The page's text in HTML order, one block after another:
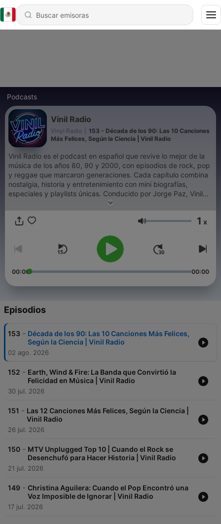
Podcasts
Vinil Radio
Vinyl Radio
153 - Década de los 90: Las 10 Canciones
Más Felices, Según la Ciencia | Vinil Radio
Vinil Radio es el podcast en español que revive lo mejor de la
música de los años 80, 90 y 2000, con episodios de rock, pop
y reggae que marcaron generaciones. Cada capítulo combina
nostalgia, historia y entretenimiento con mini biografías,
especiales y playlists únicas. Conducido por Jorge Paz, Vinil
Radio conecta emociones, cultura y recuerdos. Disponible en
Music, y activo en Instagram, Facebook y TikTok.
Volumen 1 x
00:00 00:00
Episodios
153 - Década de los 90: Las 10 Canciones Más Felices,
Según la Ciencia | Vinil Radio
02 ago. 2026
152 - Earth, Wind & Fire: La Banda que Convirtió la
Felicidad en Música | Vinil Radio
30 jul. 2026
151 - Las 12 Canciones Más Felices, Según la Ciencia |
Vinil Radio
26 jul. 2026
150 - MTV Unplugged Top 10 | Cuando el Rock se
Desenchufó para Hacer Historia | Vinil Radio
21 jul. 2026
149 - Christina Aguilera: Cuando el Pop Encontró una
Voz Imposible de Ignorar | Vinil Radio
17 jul. 2026